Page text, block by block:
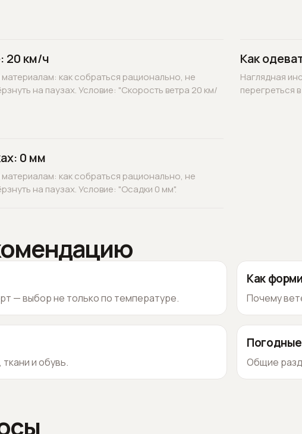
20 км/ч
как собраться рационально, не
на паузах. Условие: "Скорость ветра 20 км/
Как
Наглядная
перегреться
0 мм
как собраться рационально, не
на паузах. Условие: "Осадки 0 мм".
— выбор не только по температуре.
Как
Почему
и обувь. Общие